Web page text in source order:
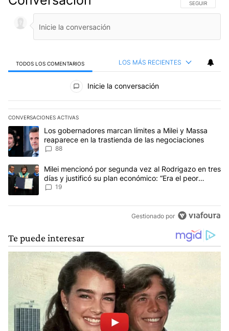
SIGA ESTA
SEGUIR
TODOS LOS COMENTARIOS LOS MÁS RECIENTES
Todos los comentarios
Inicie la conversación
CONVERSACIONES ACTIVAS
Este listado muestra los artículos con más comentarios en los
Un artículo de tendencia con el título "Los gobernadores
Los gobernadores marcan límites a Milei y Massa
reaparece en la trastienda de las negociaciones
88
Un artículo de tendencia con el título "Milei mencionó por
Milei mencionó por segunda vez al Rodrigazo en tres
días y justificó su plan económico: “Era el peor
escenario posible”
19
Gestionado por